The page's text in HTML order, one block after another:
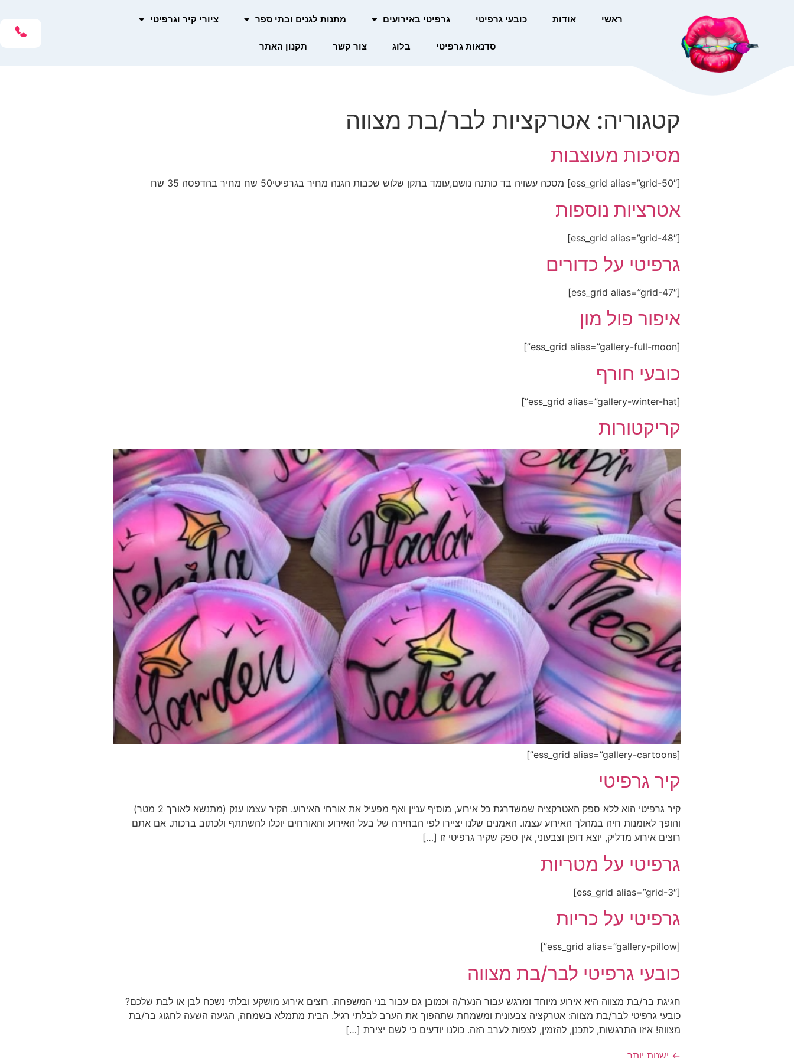
ראשי אודות כובעי גרפיטי גרפיטי באירועים מתנות לגנים ובתי ספר ציורי קיר וגרפיטי
סדנאות גרפיטי בלוג צור קשר תקנון האתר
קטגוריה: אטרקציות לבר/בת מצווה
מסיכות מעוצבות
[ess_grid alias=”grid-50″] מסכה עשויה בד כותנה נושם,עומד בתקן שלוש שכבות הגנה מחיר בגרפיטי50 שח מחיר בהדפסה 35 שח
אטרציות נוספות
[ess_grid alias=”grid-48″]
גרפיטי על כדורים
[ess_grid alias=”grid-47″]
איפור פול מון
[ess_grid alias=”gallery-full-moon”]
כובעי חורף
[ess_grid alias=”gallery-winter-hat”]
קריקטורות
[ess_grid alias=”gallery-cartoons”]
קיר גרפיטי
קיר גרפיטי הוא ללא ספק האטרקציה שמשדרגת כל אירוע, מוסיף עניין ואף מפעיל את אורחי האירוע. הקיר עצמו ענק (מתנשא לאורך 2 מטר)
והופך לאומנות חיה במהלך האירוע עצמו. האמנים שלנו יציירו לפי הבחירה של בעל האירוע והאורחים יוכלו להשתתף ולכתוב ברכות. אם אתם
רוצים אירוע מדליק, יוצא דופן וצבעוני, אין ספק שקיר גרפיטי זו […]
גרפיטי על מטריות
[ess_grid alias=”grid-3″]
גרפיטי על כריות
[ess_grid alias=”gallery-pillow”]
כובעי גרפיטי לבר/בת מצווה
חגיגת בר/בת מצווה היא אירוע מיוחד ומרגש עבור הנער/ה וכמובן גם עבור בני המשפחה. רוצים אירוע מושקע ובלתי נשכח לבן או לבת שלכם?
כובעי גרפיטי לבר/בת מצווה: אטרקציה צבעונית ומשמחת שתהפוך את הערב לבלתי רגיל. הבית מתמלא בשמחה, הגיעה השעה לחגוג בר/בת
מצווה! איזו התרגשות, לתכנן, להזמין, לצפות לערב הזה. כולנו יודעים כי לשם יצירת […]
← ישנות יותר